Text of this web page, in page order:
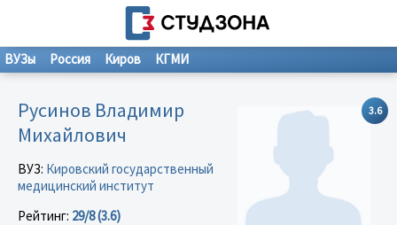
ВУЗы Россия Киров КГМИ
3.6
Русинов Владимир
Михайлович
ВУЗ: Кировский государственный
медицинский институт
Рейтинг: 29/8 (3.6)